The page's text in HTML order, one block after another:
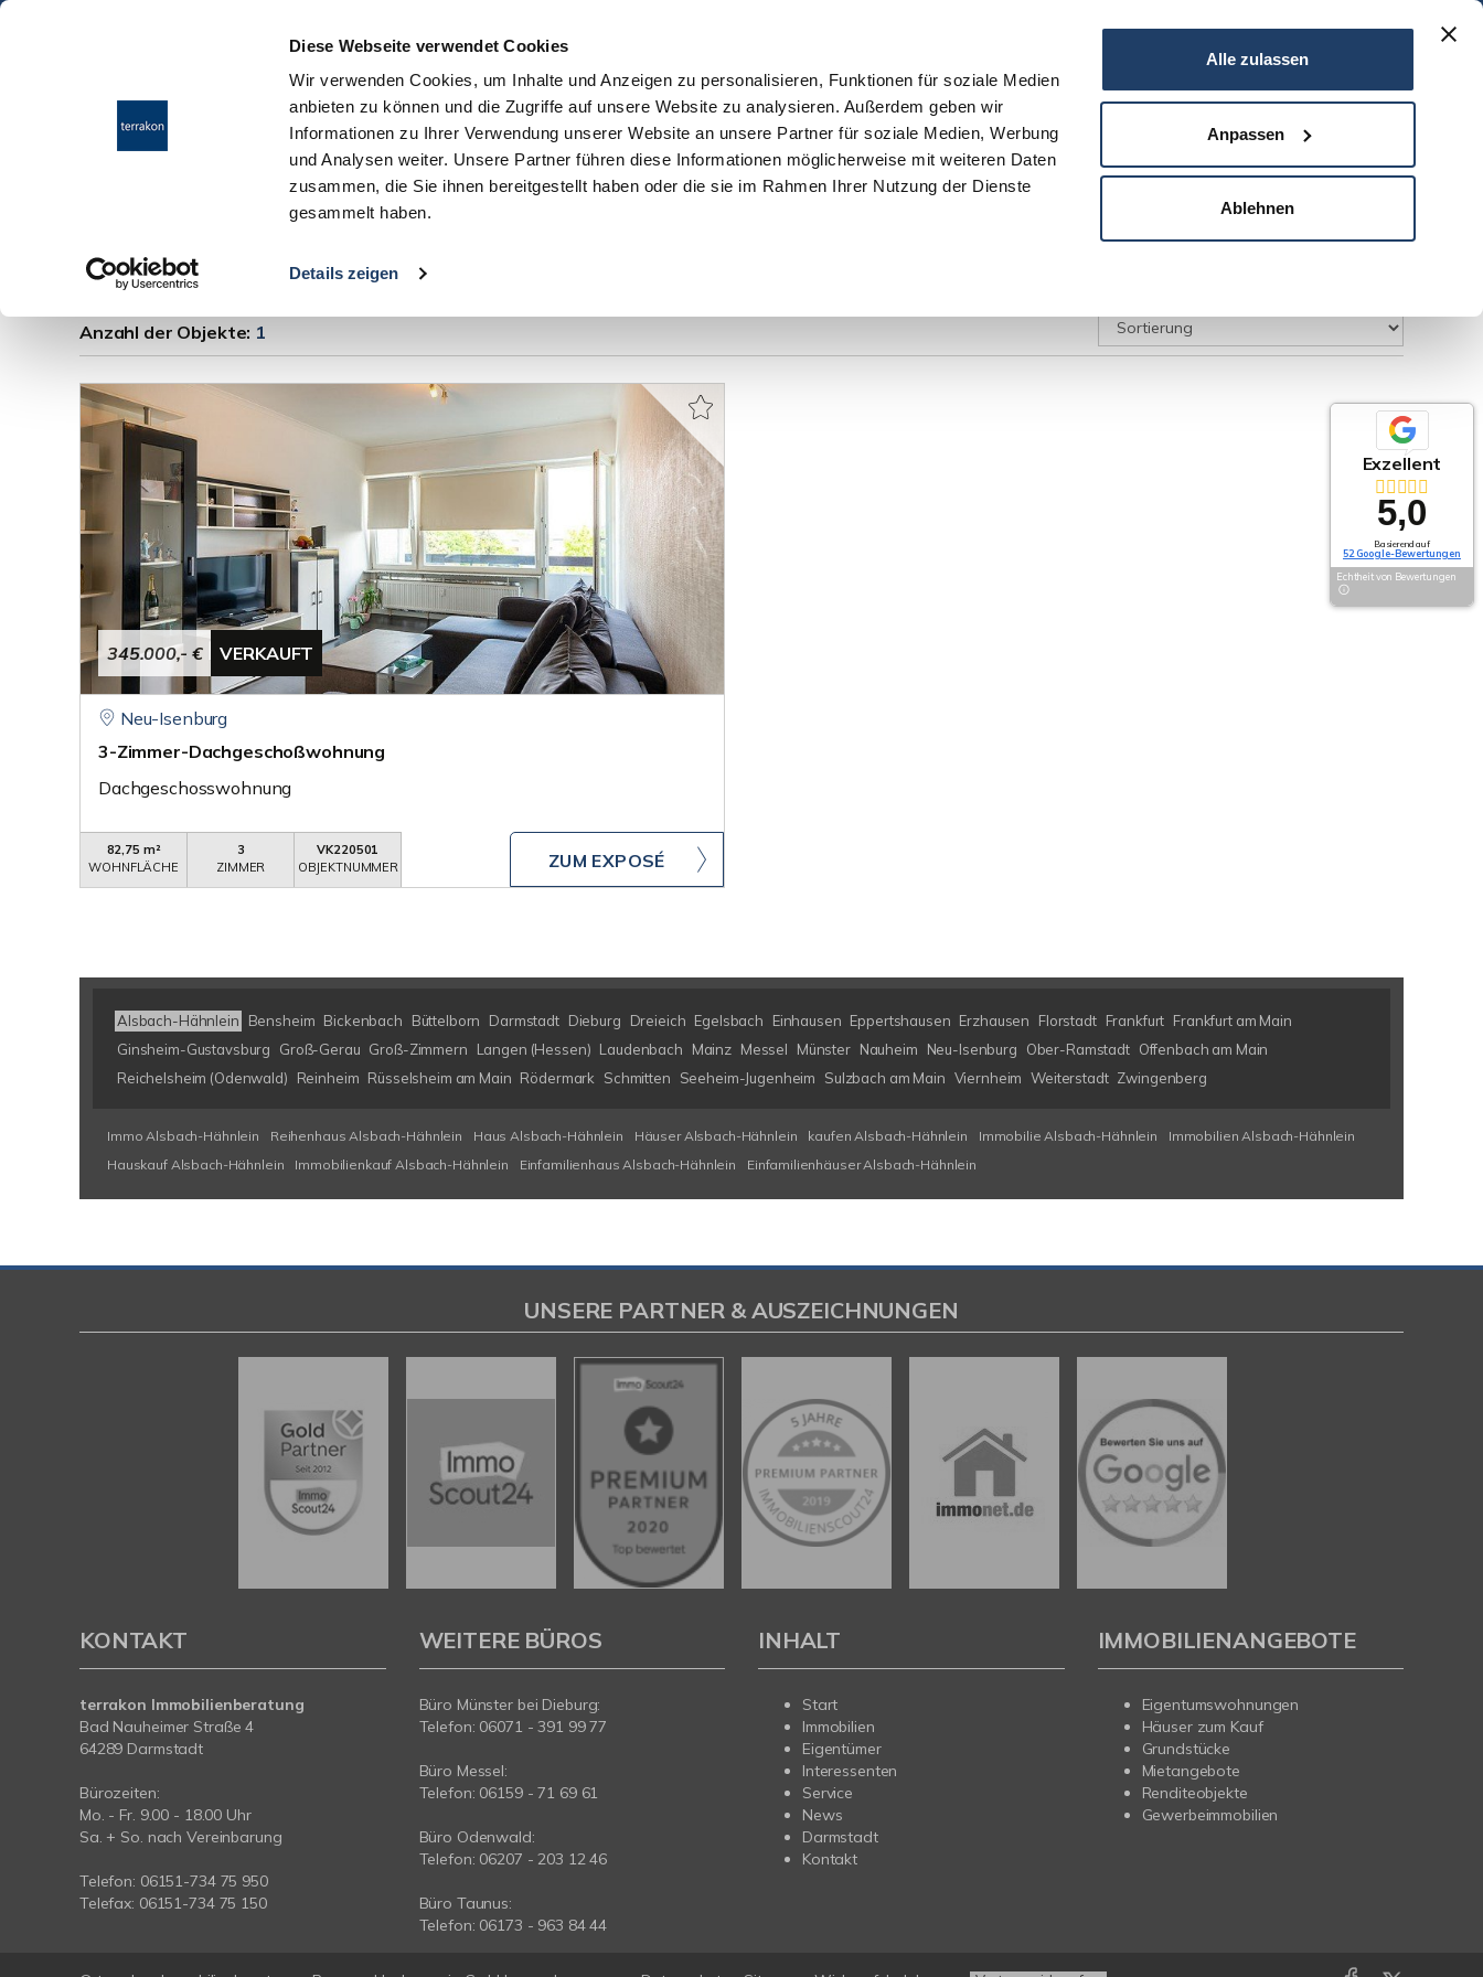
Diese Webseite verwendet Cookies
Wir verwenden Cookies, um Inhalte und Anzeigen zu personalisieren, Funktionen für soziale Medien
anbieten zu können und die Zugriffe auf unsere Website zu analysieren. Außerdem geben wir
Informationen zu Ihrer Verwendung unserer Website an unsere Partner für soziale Medien, Werbung
und Analysen weiter. Unsere Partner führen diese Informationen möglicherweise mit weiteren Daten
zusammen, die Sie ihnen bereitgestellt haben oder die sie im Rahmen Ihrer Nutzung der Dienste
gesammelt haben.
Details zeigen
Alle zulassen
Anpassen
Ablehnen
START IMMOBILIEN EIGENTÜMER INTERESSENTEN
Wohnungen Neu-Isenburg
Anzahl der Objekte: 1
345.000,- € VERKAUFT
Neu-Isenburg
3-Zimmer-Dachgeschoßwohnung
Dachgeschosswohnung
82,75 m²
WOHNFLÄCHE
3
ZIMMER
VK220501
OBJEKTNUMMER
ZUM EXPOSÉ
Alsbach-Hähnlein Bensheim Bickenbach Büttelborn Darmstadt Dieburg Dreieich Egelsbach Einhausen Eppertshausen Erzhausen Florstadt Frankfurt Frankfurt am Main
Ginsheim-Gustavsburg
Groß-Gerau Groß-Zimmern Langen (Hessen) Laudenbach Mainz Messel Münster Nauheim Neu-Isenburg Ober-Ramstadt Offenbach am Main
Reichelsheim (Odenwald)
Reinheim Rüsselsheim am Main Rödermark Schmitten Seeheim-Jugenheim Sulzbach am Main Viernheim Weiterstadt Zwingenberg
Immo Alsbach-Hähnlein Reihenhaus Alsbach-Hähnlein Haus Alsbach-Hähnlein Häuser Alsbach-Hähnlein kaufen Alsbach-Hähnlein Immobilie Alsbach-Hähnlein
Immobilien Alsbach-Hähnlein
Hauskauf Alsbach-Hähnlein
Immobilienkauf Alsbach-Hähnlein Einfamilienhaus Alsbach-Hähnlein Einfamilienhäuser Alsbach-Hähnlein
Exzellent
5,0
Basierend auf
52 Google-Bewertungen
Echtheit von Bewertungen
UNSERE PARTNER & AUSZEICHNUNGEN
KONTAKT
terrakon Immobilienberatung
Bad Nauheimer Straße 4
64289 Darmstadt
Bürozeiten:
Mo. - Fr. 9.00 - 18.00 Uhr
Sa. + So. nach Vereinbarung
Telefon: 06151-734 75 950
Telefax: 06151-734 75 150
WEITERE BÜROS
Büro Münster bei Dieburg:
Telefon: 06071 - 391 99 77
Büro Messel:
Telefon: 06159 - 71 69 61
Büro Odenwald:
Telefon: 06207 - 203 12 46
Büro Taunus:
Telefon: 06173 - 963 84 44
INHALT
Start
Immobilien
Eigentümer
Interessenten
Service
News
Darmstadt
Kontakt
IMMOBILIENANGEBOTE
Eigentumswohnungen
Häuser zum Kauf
Grundstücke
Mietangebote
Renditeobjekte
Gewerbeimmobilien